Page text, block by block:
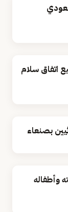
اتفاق سلام
بصنعاء
وأطفاله